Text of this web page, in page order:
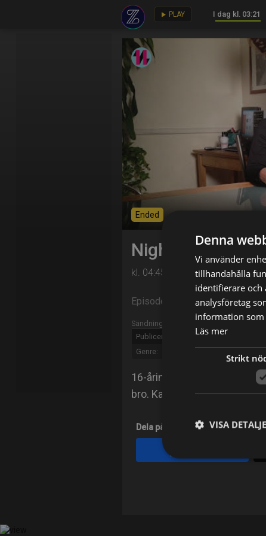
play_arrow PLAY I dag kl. 03:21
Ended
Nightmare Next
kl. 04:45 på Kanal 11
Episode 14
Sändningsinformation
Publicerad:
Genre:
16-åringen Sherita blir
bro. Kan polisen få fram
Dela på
Denna
Vi använder
tillhandahålla
identifierare och
analysföretag
information som
Läs mer
Strikt
VISA